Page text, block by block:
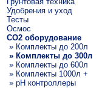
Удобрения и уход
Тесты
Осмос
CO2 оборудование
» Комплекты до 200л
» Комплекты до 300л
» Комплекты до 600л
» Комплекты 1000л +
» pH контроллеры